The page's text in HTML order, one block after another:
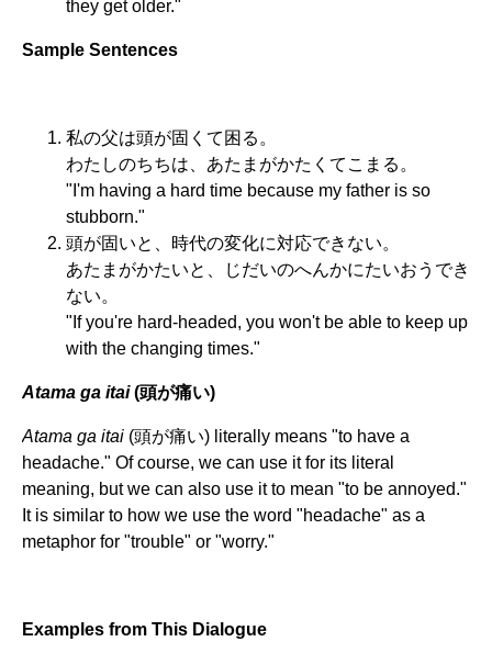
they get older."
Sample Sentences
私の父は頭が固くて困る。
わたしのちちは、あたまがかたくてこまる。
"I'm having a hard time because my father is so
stubborn."
頭が固いと、時代の変化に対応できない。
あたまがかたいと、じだいのへんかにたいおうでき
ない。
"If you're hard-headed, you won't be able to keep up
with the changing times."
Atama ga itai(頭が痛い)
Atama ga itai (頭が痛い) literally means "to have a
headache." Of course, we can use it for its literal
meaning, but we can also use it to mean "to be annoyed."
It is similar to how we use the word "headache" as a
metaphor for "trouble" or "worry."
Examples from This Dialogue